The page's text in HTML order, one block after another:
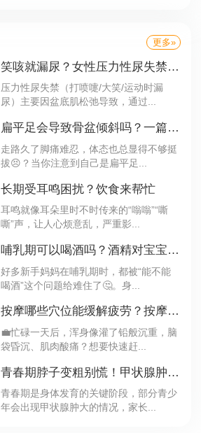
更多»
笑咳就漏尿？女性压力性尿失禁，自救指南来了！
压力性尿失禁（打喷嚏/大笑/运动时漏
尿）主要因盆底肌松弛导致，通过...
扁平足会导致骨盆倾斜吗？一篇文章带你了解
走路久了脚痛难忍，体态也总显得不够挺
拔😣？当你注意到自己是扁平足...
长期受耳鸣困扰？饮食来帮忙
耳鸣就像耳朵里时不时传来的“嗡嗡”“嘶
嘶”声，让人心烦意乱，严重影...
哺乳期可以喝酒吗？酒精对宝宝的影响要知道
好多新手妈妈在哺乳期时，都被“能不能
喝酒”这个问题给难住了🤔。身...
按摩哪些穴位能缓解疲劳？按摩这3个穴位精力翻倍
💼忙碌一天后，浑身像灌了铅般沉重，脑
袋昏沉、肌肉酸痛？想要快速赶...
青春期脖子变粗别慌！甲状腺肿大需要治疗吗？
青春期是身体发育的关键阶段，部分青少
年会出现甲状腺肿大的情况，家长...